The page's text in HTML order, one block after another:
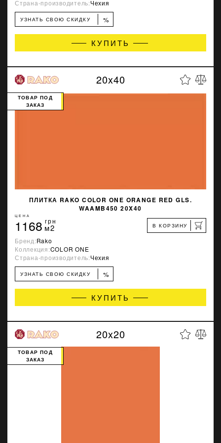
Страна-производитель:Чехия
УЗНАТЬ СВОЮ СКИДКУ %
КУПИТЬ
20x40
ПЛИТКА RAKO COLOR ONE ORANGE RED GLS.
WAAMB450 20X40
ТОВАР ПОД
ЗАКАЗ
ЦЕНА
1168 грн
м2 В КОРЗИНУ
Бренд:Rako
Коллекция:COLOR ONE
Страна-производитель:Чехия
УЗНАТЬ СВОЮ СКИДКУ %
КУПИТЬ
20x20
ТОВАР ПОД
ЗАКАЗ